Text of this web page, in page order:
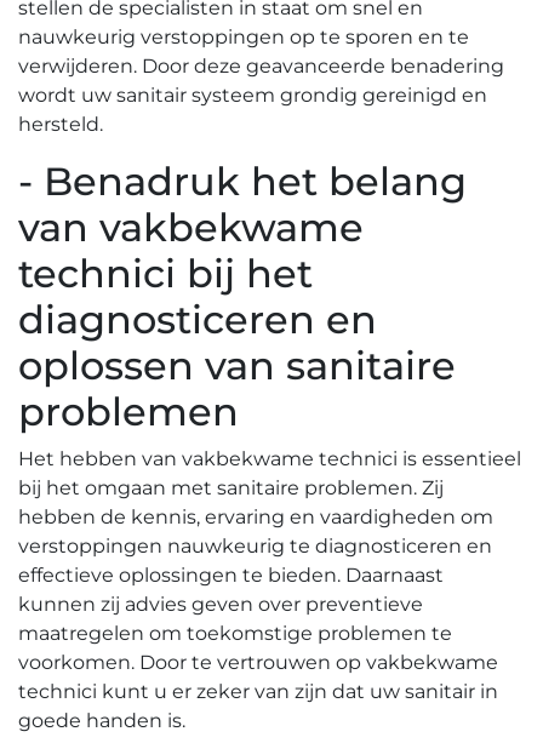
stellen de specialisten in staat om snel en
nauwkeurig verstoppingen op te sporen en te
verwijderen. Door deze geavanceerde benadering
wordt uw sanitair systeem grondig gereinigd en
hersteld.​
- Benadruk het belang
van vakbekwame
technici bij het
diagnosticeren en
oplossen van sanitaire
problemen
Het hebben van vakbekwame technici is essentieel
bij het omgaan met sanitaire problemen. Zij
hebben de kennis, ervaring en vaardigheden om
verstoppingen nauwkeurig te diagnosticeren en
effectieve oplossingen te bieden.​ Daarnaast
kunnen zij advies geven over preventieve
maatregelen om toekomstige problemen te
voorkomen.​ Door te vertrouwen op vakbekwame
technici kunt u er zeker van zijn dat uw sanitair in
goede handen is.​